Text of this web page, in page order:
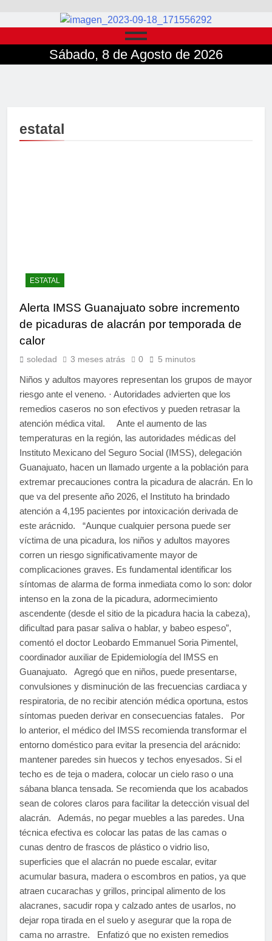
Sábado, 8 de Agosto de 2026
estatal
ESTATAL
Alerta IMSS Guanajuato sobre incremento
de picaduras de alacrán por temporada de
calor
soledad 3 meses atrás 0 5 minutos
Niños y adultos mayores representan los grupos de mayor
riesgo ante el veneno. · Autoridades advierten que los
remedios caseros no son efectivos y pueden retrasar la
atención médica vital. Ante el aumento de las
temperaturas en la región, las autoridades médicas del
Instituto Mexicano del Seguro Social (IMSS), delegación
Guanajuato, hacen un llamado urgente a la población para
extremar precauciones contra la picadura de alacrán. En lo
que va del presente año 2026, el Instituto ha brindado
atención a 4,195 pacientes por intoxicación derivada de
este arácnido. “Aunque cualquier persona puede ser
víctima de una picadura, los niños y adultos mayores
corren un riesgo significativamente mayor de
complicaciones graves. Es fundamental identificar los
síntomas de alarma de forma inmediata como lo son: dolor
intenso en la zona de la picadura, adormecimiento
ascendente (desde el sitio de la picadura hacia la cabeza),
dificultad para pasar saliva o hablar, y babeo espeso”,
comentó el doctor Leobardo Emmanuel Soria Pimentel,
coordinador auxiliar de Epidemiología del IMSS en
Guanajuato. Agregó que en niños, puede presentarse,
convulsiones y disminución de las frecuencias cardiaca y
respiratoria, de no recibir atención médica oportuna, estos
síntomas pueden derivar en consecuencias fatales. Por
lo anterior, el médico del IMSS recomienda transformar el
entorno doméstico para evitar la presencia del arácnido:
mantener paredes sin huecos y techos enyesados. Si el
techo es de teja o madera, colocar un cielo raso o una
sábana blanca tensada. Se recomienda que los acabados
sean de colores claros para facilitar la detección visual del
alacrán. Además, no pegar muebles a las paredes. Una
técnica efectiva es colocar las patas de las camas o
cunas dentro de frascos de plástico o vidrio liso,
superficies que el alacrán no puede escalar, evitar
acumular basura, madera o escombros en patios, ya que
atraen cucarachas y grillos, principal alimento de los
alacranes, sacudir ropa y calzado antes de usarlos, no
dejar ropa tirada en el suelo y asegurar que la ropa de
cama no arrastre. Enfatizó que no existen remedios